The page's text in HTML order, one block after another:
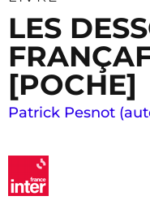
LES
[POCHE]
Patrick Pesnot